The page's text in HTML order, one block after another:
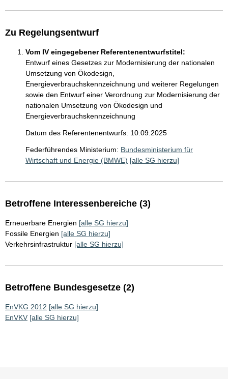
Zu Regelungsentwurf
Vom IV eingegebener Referentenentwurfstitel:
Entwurf eines Gesetzes zur Modernisierung der nationalen
Umsetzung von Ökodesign,
Energieverbrauchskennzeichnung und weiterer Regelungen
sowie den Entwurf einer Verordnung zur Modernisierung der
nationalen Umsetzung von Ökodesign und
Energieverbrauchskennzeichnung
Datum des Referentenentwurfs: 10.09.2025
Federführendes Ministerium: Bundesministerium für
Wirtschaft und Energie (BMWE) [alle SG hierzu]
Betroffene Interessenbereiche (3)
Erneuerbare Energien [alle SG hierzu]
Fossile Energien [alle SG hierzu]
Verkehrsinfrastruktur [alle SG hierzu]
Betroffene Bundesgesetze (2)
EnVKG 2012 [alle SG hierzu]
EnVKV [alle SG hierzu]